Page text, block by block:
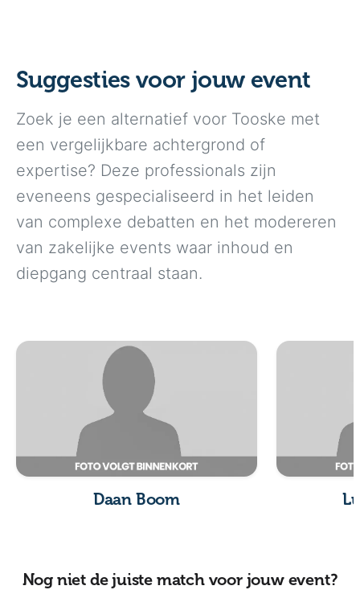
Suggesties voor jouw event
Zoek je een alternatief voor Tooske met
een vergelijkbare achtergrond of
expertise? Deze professionals zijn
eveneens gespecialiseerd in het leiden
van complexe debatten en het modereren
van zakelijke events waar inhoud en
diepgang centraal staan.
Daan Boom
Nog niet de juiste match voor jouw event?